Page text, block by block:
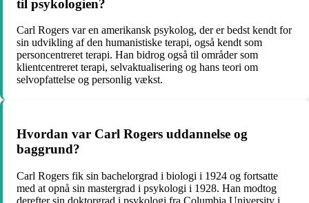
til psykologien?
Carl Rogers var en amerikansk psykolog, der er bedst kendt for
sin udvikling af den humanistiske terapi, også kendt som
personcentreret terapi. Han bidrog også til områder som
klientcentreret terapi, selvaktualisering og hans teori om
selvopfattelse og personlig vækst.
Hvordan var Carl Rogers uddannelse og
baggrund?
Carl Rogers fik sin bachelorgrad i biologi i 1924 og fortsatte
med at opnå sin mastergrad i psykologi i 1928. Han modtog
derefter sin doktorgrad i psykologi fra Columbia University i